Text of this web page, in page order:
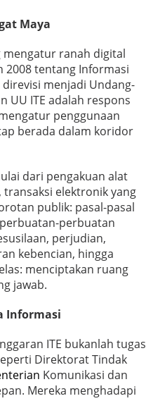
Maya
mengatur ranah digital
2008 tentang Informasi
menjadi Undang-
UU ITE adalah respons
penggunaan
berada dalam koridor
dari pengakuan alat
elektronik yang
publik: pasal-pasal
perbuatan
perjudian,
kebencian, hingga
menciptakan ruang
jawab.
Informasi
ITE bukanlah tugas
Direktorat Tindak
Komunikasi dan
Mereka menghadapi